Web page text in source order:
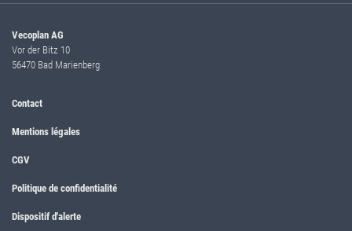
Vecoplan AG
Vor der Bitz 10
56470 Bad Marienberg
Contact
Mentions légales
CGV
Politique de confidentialité
Dispositif d'alerte